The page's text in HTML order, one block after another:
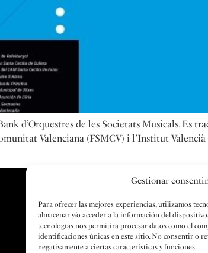
Gestionar
Para ofrecer las mejores experiencias, utilizamos
almacenar y/o acceder a la información del
tecnologías nos permitirá procesar datos como el
identificaciones únicas en este sitio. No consentir o
negativamente a ciertas características y funciones.
d’Orquestres de les Societats Musicals. Es
Valenciana (FSMCV) i l’Institut
FACEBOOK
INSTAGRAM